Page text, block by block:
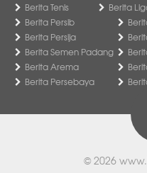
Berita Tenis
Berita
Berita Persib
Berita Persija
Berita Semen Padang
Berita Arema
Berita Persebaya
© 2026